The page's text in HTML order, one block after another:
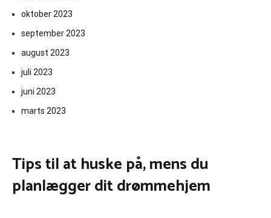
oktober 2023
september 2023
august 2023
juli 2023
juni 2023
marts 2023
Tips til at huske på, mens du
planlægger dit drømmehjem